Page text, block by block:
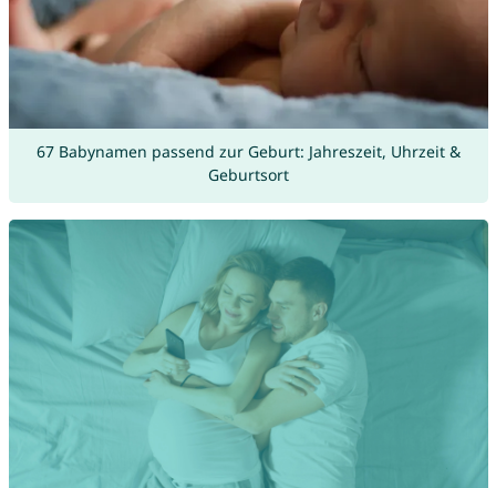
67 Babynamen passend zur Geburt: Jahreszeit, Uhrzeit &
Geburtsort